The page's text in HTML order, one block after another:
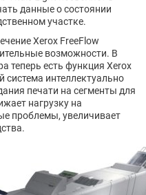
данные о состоянии
участке.
Xerox FreeFlow
возможности. В
теперь есть функция Xerox
система интеллектуально
печати на сегменты для
нагрузку на
проблемы, увеличивает